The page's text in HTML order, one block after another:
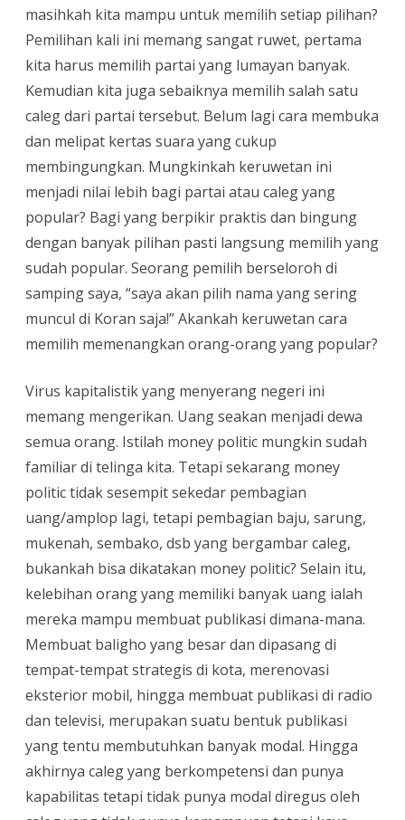
masihkah kita mampu untuk memilih setiap pilihan?
Pemilihan kali ini memang sangat ruwet, pertama
kita harus memilih partai yang lumayan banyak.
Kemudian kita juga sebaiknya memilih salah satu
caleg dari partai tersebut. Belum lagi cara membuka
dan melipat kertas suara yang cukup
membingungkan. Mungkinkah keruwetan ini
menjadi nilai lebih bagi partai atau caleg yang
popular? Bagi yang berpikir praktis dan bingung
dengan banyak pilihan pasti langsung memilih yang
sudah popular. Seorang pemilih berseloroh di
samping saya, “saya akan pilih nama yang sering
muncul di Koran saja!” Akankah keruwetan cara
memilih memenangkan orang-orang yang popular?
Virus kapitalistik yang menyerang negeri ini
memang mengerikan. Uang seakan menjadi dewa
semua orang. Istilah money politic mungkin sudah
familiar di telinga kita. Tetapi sekarang money
politic tidak sesempit sekedar pembagian
uang/amplop lagi, tetapi pembagian baju, sarung,
mukenah, sembako, dsb yang bergambar caleg,
bukankah bisa dikatakan money politic? Selain itu,
kelebihan orang yang memiliki banyak uang ialah
mereka mampu membuat publikasi dimana-mana.
Membuat baligho yang besar dan dipasang di
tempat-tempat strategis di kota, merenovasi
eksterior mobil, hingga membuat publikasi di radio
dan televisi, merupakan suatu bentuk publikasi
yang tentu membutuhkan banyak modal. Hingga
akhirnya caleg yang berkompetensi dan punya
kapabilitas tetapi tidak punya modal diregus oleh